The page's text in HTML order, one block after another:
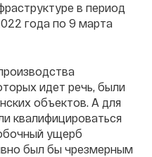
в период
года по 9 марта
идет речь, были
объектов. А для
квалифицироваться
ущерб
был бы чрезмерным